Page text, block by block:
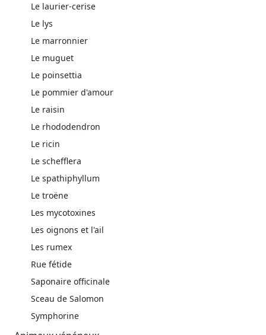
Le laurier-cerise
Le lys
Le marronnier
Le muguet
Le poinsettia
Le pommier d'amour
Le raisin
Le rhododendron
Le ricin
Le schefflera
Le spathiphyllum
Le troëne
Les mycotoxines
Les oignons et l'ail
Les rumex
Rue fétide
Saponaire officinale
Sceau de Salomon
Symphorine